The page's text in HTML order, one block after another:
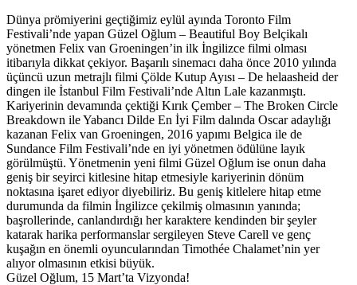
Dünya prömiyerini geçtiğimiz eylül ayında Toronto Film
Festivali’nde yapan Güzel Oğlum – Beautiful Boy Belçikalı
yönetmen Felix van Groeningen’in ilk İngilizce filmi olması
itibarıyla dikkat çekiyor. Başarılı sinemacı daha önce 2010 yılında
üçüncü uzun metrajlı filmi Çölde Kutup Ayısı – De helaasheid der
dingen ile İstanbul Film Festivali’nde Altın Lale kazanmıştı.
Kariyerinin devamında çektiği Kırık Çember – The Broken Circle
Breakdown ile Yabancı Dilde En İyi Film dalında Oscar adaylığı
kazanan Felix van Groeningen, 2016 yapımı Belgica ile de
Sundance Film Festivali’nde en iyi yönetmen ödülüne layık
görülmüştü. Yönetmenin yeni filmi Güzel Oğlum ise onun daha
geniş bir seyirci kitlesine hitap etmesiyle kariyerinin dönüm
noktasına işaret ediyor diyebiliriz. Bu geniş kitlelere hitap etme
durumunda da filmin İngilizce çekilmiş olmasının yanında;
başrollerinde, canlandırdığı her karaktere kendinden bir şeyler
katarak harika performanslar sergileyen Steve Carell ve genç
kuşağın en önemli oyuncularından Timothée Chalamet’nin yer
alıyor olmasının etkisi büyük.
Güzel Oğlum, 15 Mart’ta Vizyonda!